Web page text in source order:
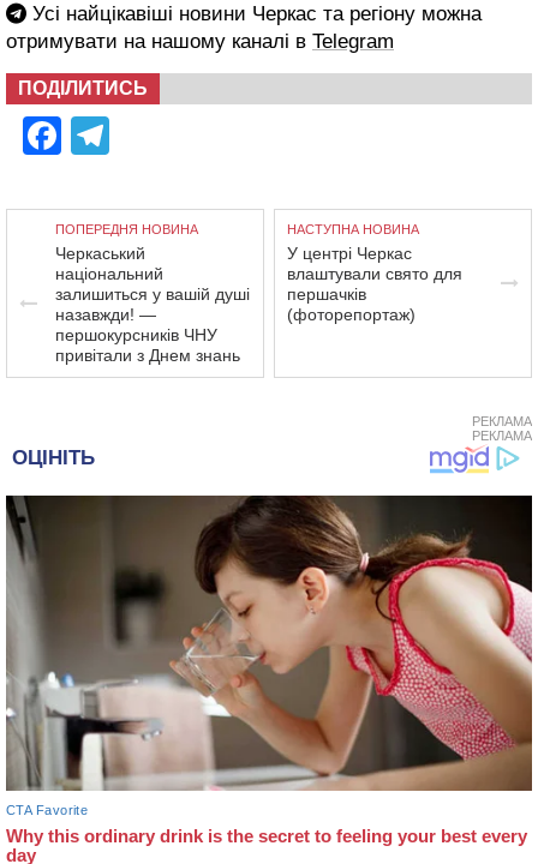
Усі найцікавіші новини Черкас та регіону можна
отримувати на нашому каналі в Telegram
ПОДІЛИТИСЬ
Facebook
ПОПЕРЕДНЯ НОВИНА
Черкаський
національний
залишиться у вашій душі
назавжди! —
першокурсників ЧНУ
привітали з Днем знань
НАСТУПНА НОВИНА
У центрі Черкас
влаштували свято для
першачків
(фоторепортаж)
РЕКЛАМА
РЕКЛАМА